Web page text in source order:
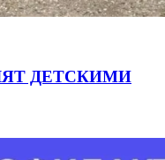
ДЕТСКИМИ